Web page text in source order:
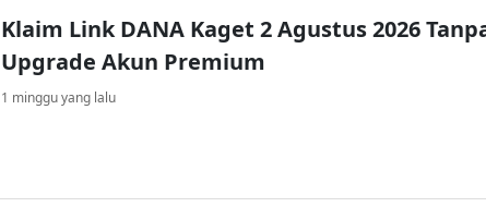
Klaim Link DANA Kaget 2 Agustus 2026
Upgrade Akun Premium
1 minggu yang lalu